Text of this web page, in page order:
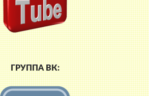
ГРУППА ВК: